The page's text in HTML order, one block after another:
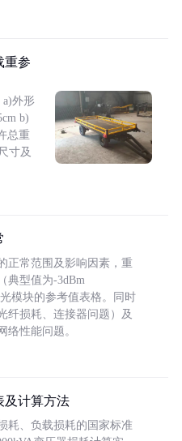
重参
a)外形
b)
总重
寸及
正常范围及影响因素，重
典型值为-3dBm
模块的参考值表格。同时
纤损耗、连接器问题）及
络性能问题。
及计算方法
耗、负载损耗的国家标准